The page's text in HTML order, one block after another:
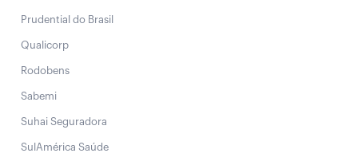
Prudential do Brasil
Qualicorp
Rodobens
Sabemi
Suhai Seguradora
SulAmérica Saúde